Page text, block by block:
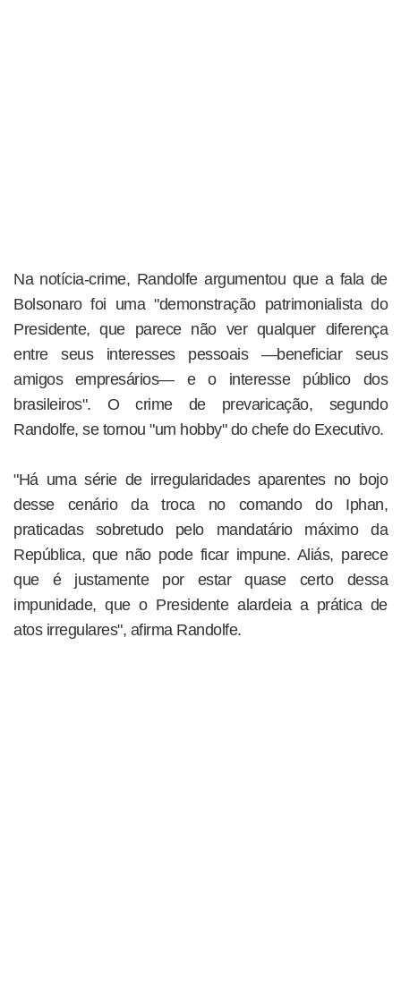
Na notícia-crime, Randolfe argumentou que a fala de
Bolsonaro foi uma "demonstração patrimonialista do
Presidente, que parece não ver qualquer diferença
entre seus interesses pessoais —beneficiar seus
amigos empresários— e o interesse público dos
brasileiros". O crime de prevaricação, segundo
Randolfe, se tornou "um hobby" do chefe do Executivo.
"Há uma série de irregularidades aparentes no bojo
desse cenário da troca no comando do Iphan,
praticadas sobretudo pelo mandatário máximo da
República, que não pode ficar impune. Aliás, parece
que é justamente por estar quase certo dessa
impunidade, que o Presidente alardeia a prática de
atos irregulares", afirma Randolfe.